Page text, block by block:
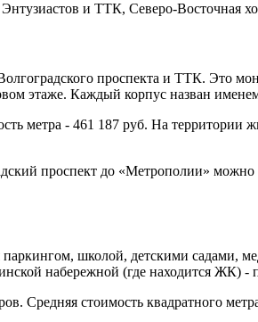
и ТТК, Северо-Восточная
проспекта и ТТК. Это
этаже. Каждый корпус назван
метра - 461 187 руб. На территории
проспект до «Метрополии»
школой, детскими садами,
набережной (где находится ЖК) -
Средняя стоимость квадратного